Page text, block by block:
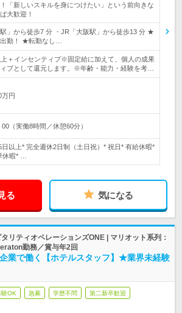
「新しいスキルを身につけたい」という前向きな
大歓迎！
駅」から徒歩7 分 ・JR「大阪駅」から徒歩13 分 ★
勤！ ★転勤なし…
上＋インセンティブ※固定給に加えて、個人の成果
ブとして還元します。※年齢・能力・経験を考…
万円
（実働8時間／休憩60分）
日以上* 完全週休2日制（土日祝）* 祝日* 有給休暇*
休暇* …
る 気になる
リティオペレーションズONE | マリオット系列：
勤務／賞与年2回
業で働く【ホテルスタッフ】★業界未経験
OK 急募 学歴不問 第二新卒歓迎